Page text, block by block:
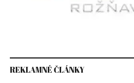
REKLAMNÉ ČLÁNKY